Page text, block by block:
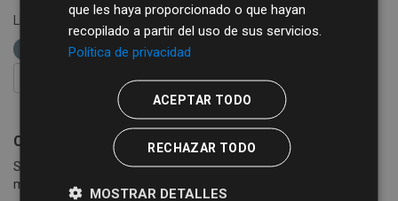
Licencias: Creative Commons Attribution 4.0
economía
FILTRAR RESULTADOS
Censo empresarial de actividades económicas
Suma de las cuotas tributarias del impuesto por epígrafes y
municipios
que les haya proporcionado o que hayan
recopilado a partir del uso de sus servicios.
Política de privacidad
ACEPTAR TODO
RECHAZAR TODO
MOSTRAR DETALLES